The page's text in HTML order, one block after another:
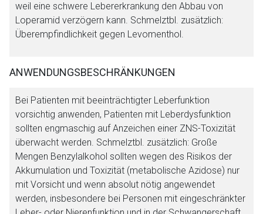
weil eine schwere Lebererkrankung den Abbau von
Loperamid verzögern kann. Schmelztbl. zusätzlich:
Überempfindlichkeit gegen Levomenthol.
ANWENDUNGSBESCHRÄNKUNGEN
Bei Patienten mit beeinträchtigter Leberfunktion
vorsichtig anwenden, Patienten mit Leberdysfunktion
sollten engmaschig auf Anzeichen einer ZNS-Toxizität
überwacht werden. Schmelztbl. zusätzlich: Große
Mengen Benzylalkohol sollten wegen des Risikos der
Akkumulation und Toxizität (metabolische Azidose) nur
mit Vorsicht und wenn absolut nötig angewendet
werden, insbesondere bei Personen mit eingeschränkter